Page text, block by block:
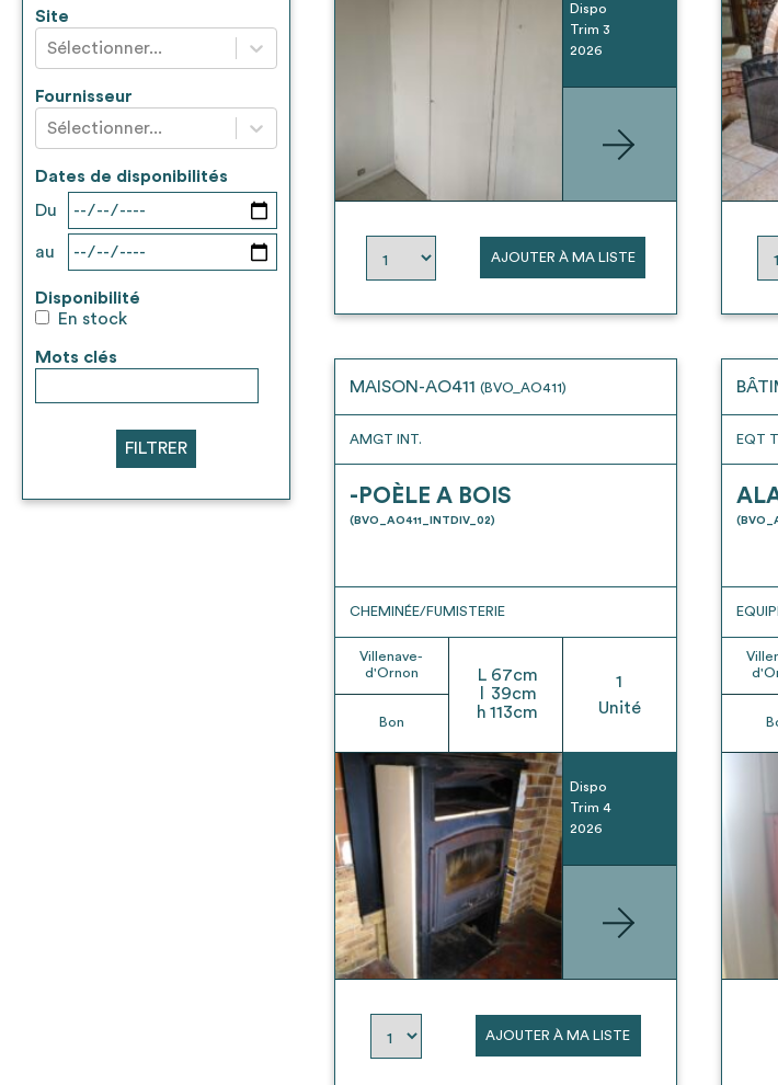
Site
Sélectionner...
Fournisseur
Sélectionner...
Dates de disponibilités
Du
au
Disponibilité
En stock
Mots clés
FILTRER
Dispo
Trim 3
2026
AJOUTER À MA LISTE
MAISON-AO411 (BVO_AO411)
AMGT INT.
-POÈLE A BOIS
(BVO_AO411_INTDIV_02)
CHEMINÉE/FUMISTERIE
Villenave-
d'Ornon
Bon
L 67cm
39cm
h 113cm
1
Unité
Dispo
Trim 4
2026
AJOUTER À MA LISTE
EQT